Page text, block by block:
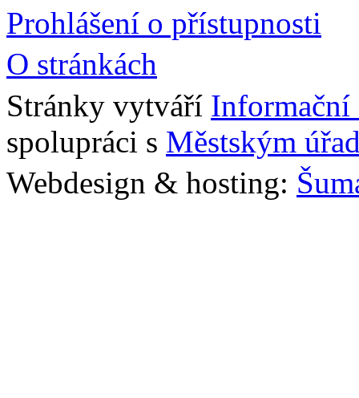
Prohlášení o přístupnosti
O stránkách
Stránky vytváří Informační
spolupráci s Městským
Webdesign & hosting: